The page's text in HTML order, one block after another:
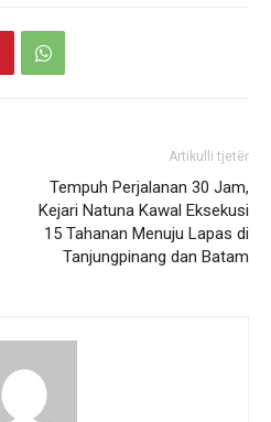
Artikulli tjetër
Tempuh Perjalanan 30 Jam,
Kejari Natuna Kawal Eksekusi
15 Tahanan Menuju Lapas di
Tanjungpinang dan Batam